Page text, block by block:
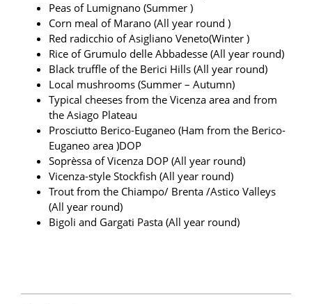
Peas of Lumignano (Summer )
Corn meal of Marano (All year round )
Red radicchio of Asigliano Veneto(Winter )
Rice of Grumulo delle Abbadesse (All year round)
Black truffle of the Berici Hills (All year round)
Local mushrooms (Summer – Autumn)
Typical cheeses from the Vicenza area and from
the Asiago Plateau
Prosciutto Berico-Euganeo (Ham from the Berico-
Euganeo area )DOP
Soprèssa of Vicenza DOP (All year round)
Vicenza-style Stockfish (All year round)
Trout from the Chiampo/ Brenta /Astico Valleys
(All year round)
Bigoli and Gargati Pasta (All year round)